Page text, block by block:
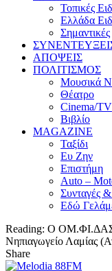
Τοπικές
Ελλάδα
Σημαντικές
ΑΠΟΨΕΙΣ
ΠΟΛΙΤΙΣΜΟΣ
Μουσικά
Θέατρο
Cinema/TV
Βιβλίο
MAGAZINE
Ταξίδι
Ευ Ζην
Επιστήμη
Auto –
Συνταγές
Εδώ
Reading: Ο ΟΜ.ΦΙ.ΔΑΣ
Νηπιαγωγείο Λαμίας
Share